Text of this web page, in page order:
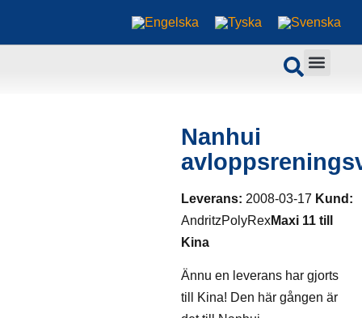
Nanhui
Leverans: 2008-03-17 Kund:
AndritzPolyRexMaxi 11 till
Kina
Ännu en leverans har gjorts
till Kina! Den här gången är